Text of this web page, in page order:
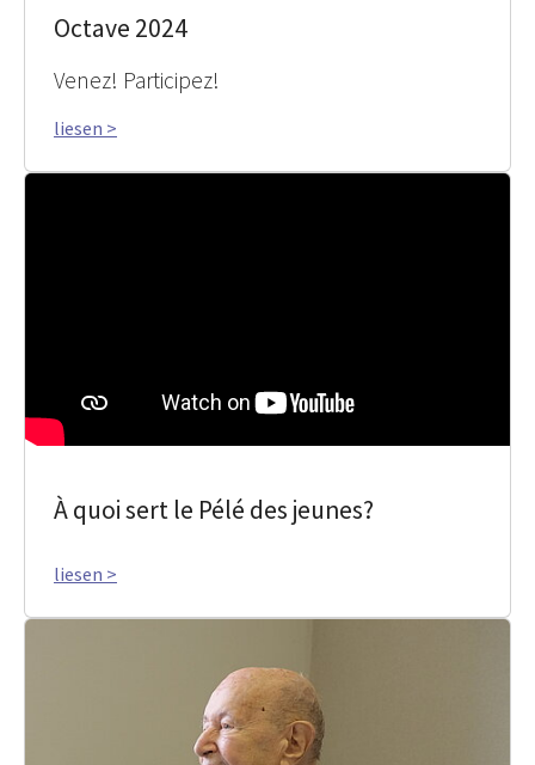
Octave 2024
Venez! Participez!
liesen >
À quoi sert le Pélé des jeunes?
liesen >